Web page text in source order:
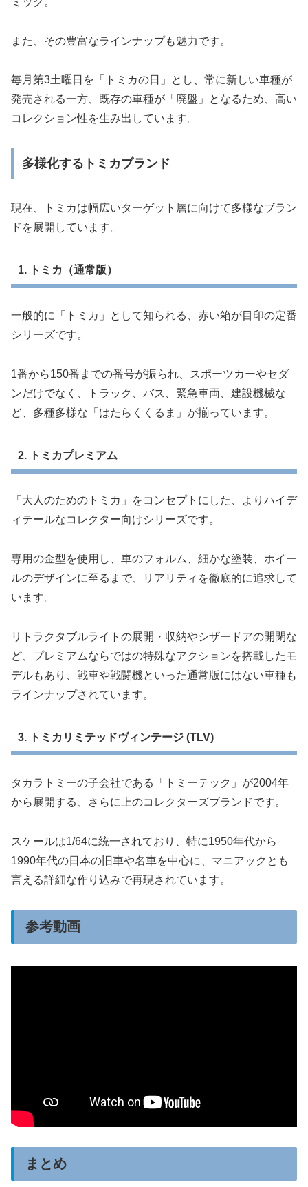
また、その豊富なラインナップも魅力です。
毎月第3土曜日を「トミカの日」とし、常に新しい車種が
発売される一方、既存の車種が「廃盤」となるため、高い
コレクション性を生み出しています。
多様化するトミカブランド
現在、トミカは幅広いターゲット層に向けて多様なブラン
ドを展開しています。
1. トミカ（通常版）
一般的に「トミカ」として知られる、赤い箱が目印の定番
シリーズです。
1番から150番までの番号が振られ、スポーツカーやセダ
ンだけでなく、トラック、バス、緊急車両、建設機械な
ど、多種多様な「はたらくくるま」が揃っています。
2. トミカプレミアム
「大人のためのトミカ」をコンセプトにした、よりハイデ
ィテールなコレクター向けシリーズです。
専用の金型を使用し、車のフォルム、細かな塗装、ホイー
ルのデザインに至るまで、リアリティを徹底的に追求して
います。
リトラクタブルライトの展開・収納やシザードアの開閉な
ど、プレミアムならではの特殊なアクションを搭載したモ
デルもあり、戦車や戦闘機といった通常版にはない車種も
ラインナップされています。
3. トミカリミテッドヴィンテージ (TLV)
タカラトミーの子会社である「トミーテック」が2004年
から展開する、さらに上のコレクターズブランドです。
スケールは1/64に統一されており、特に1950年代から
1990年代の日本の旧車や名車を中心に、マニアックとも
言える詳細な作り込みで再現されています。
参考動画
まとめ